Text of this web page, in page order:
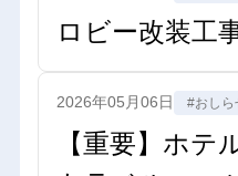
ロビー改装工
2026年05月06日 #おしら
【重要】ホテ